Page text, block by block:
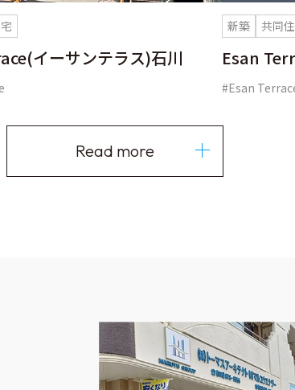
イーサンテラス)石川
新築 共同
Esan
#Esan
Read more